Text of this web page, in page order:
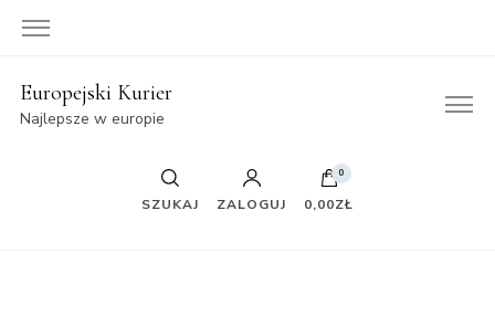
Europejski Kurier
Najlepsze w europie
SZUKAJ ZALOGUJ
0
0,00ZŁ